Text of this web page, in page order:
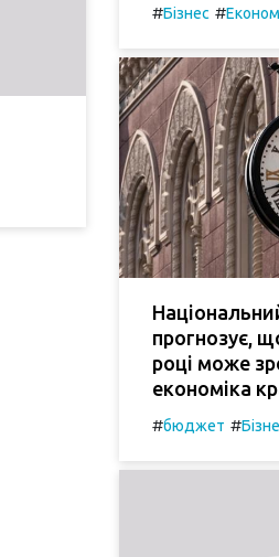
#Бізнес #
прогнозує,
році може
економіка
#бюджет #